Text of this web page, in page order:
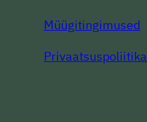
Müügitingimused
Privaatsuspoliitika